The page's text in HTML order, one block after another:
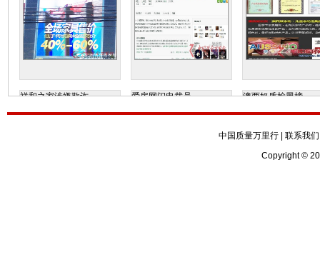
祥和之家涉嫌欺诈 爱房网闪电裁员 澳西奴质检黑榜
中国质量万里行| 联系我们
Copyright ©